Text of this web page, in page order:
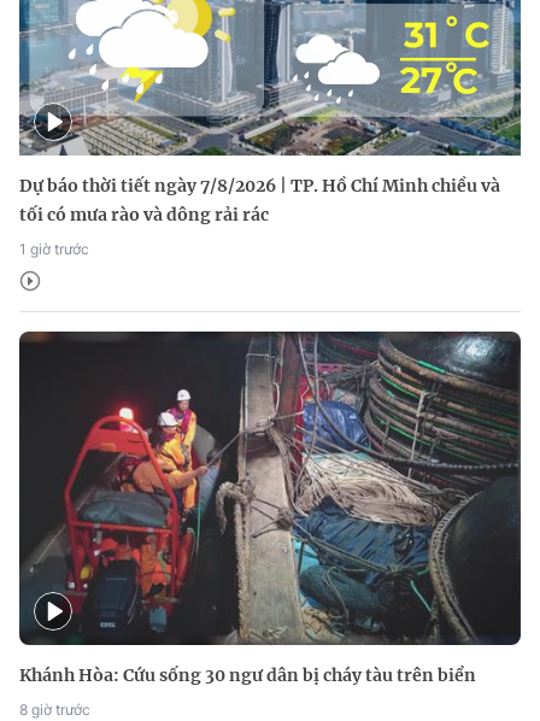
Dự báo thời tiết ngày 7/8/2026 | TP. Hồ Chí Minh chiều và
tối có mưa rào và dông rải rác
1 giờ trước
Khánh Hòa: Cứu sống 30 ngư dân bị cháy tàu trên biển
8 giờ trước